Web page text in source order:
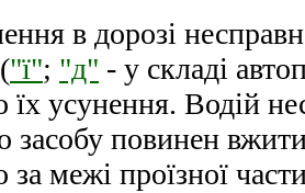
в дорозі
"ї"; "д" - у складі
їх усунення. Водій
засобу повинен
за межі проїзної